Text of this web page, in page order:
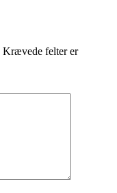
Krævede felter er